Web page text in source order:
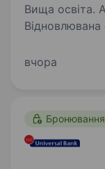
Вища освіта. Аналітик з регуляторних питань
Розвитком
вчора
Бронювання